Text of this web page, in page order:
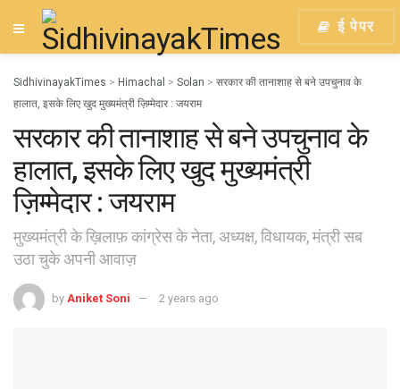
ई पेपर
SidhivinayakTimes > Himachal > Solan > सरकार की तानाशाह से बने उपचुनाव के
हालात, इसके लिए खुद मुख्यमंत्री ज़िम्मेदार : जयराम
सरकार की तानाशाह से बने उपचुनाव के
हालात, इसके लिए खुद मुख्यमंत्री
ज़िम्मेदार : जयराम
मुख्यमंत्री के ख़िलाफ़ कांग्रेस के नेता, अध्यक्ष, विधायक, मंत्री सब
उठा चुके अपनी आवाज़
by Aniket Soni 2 years ago